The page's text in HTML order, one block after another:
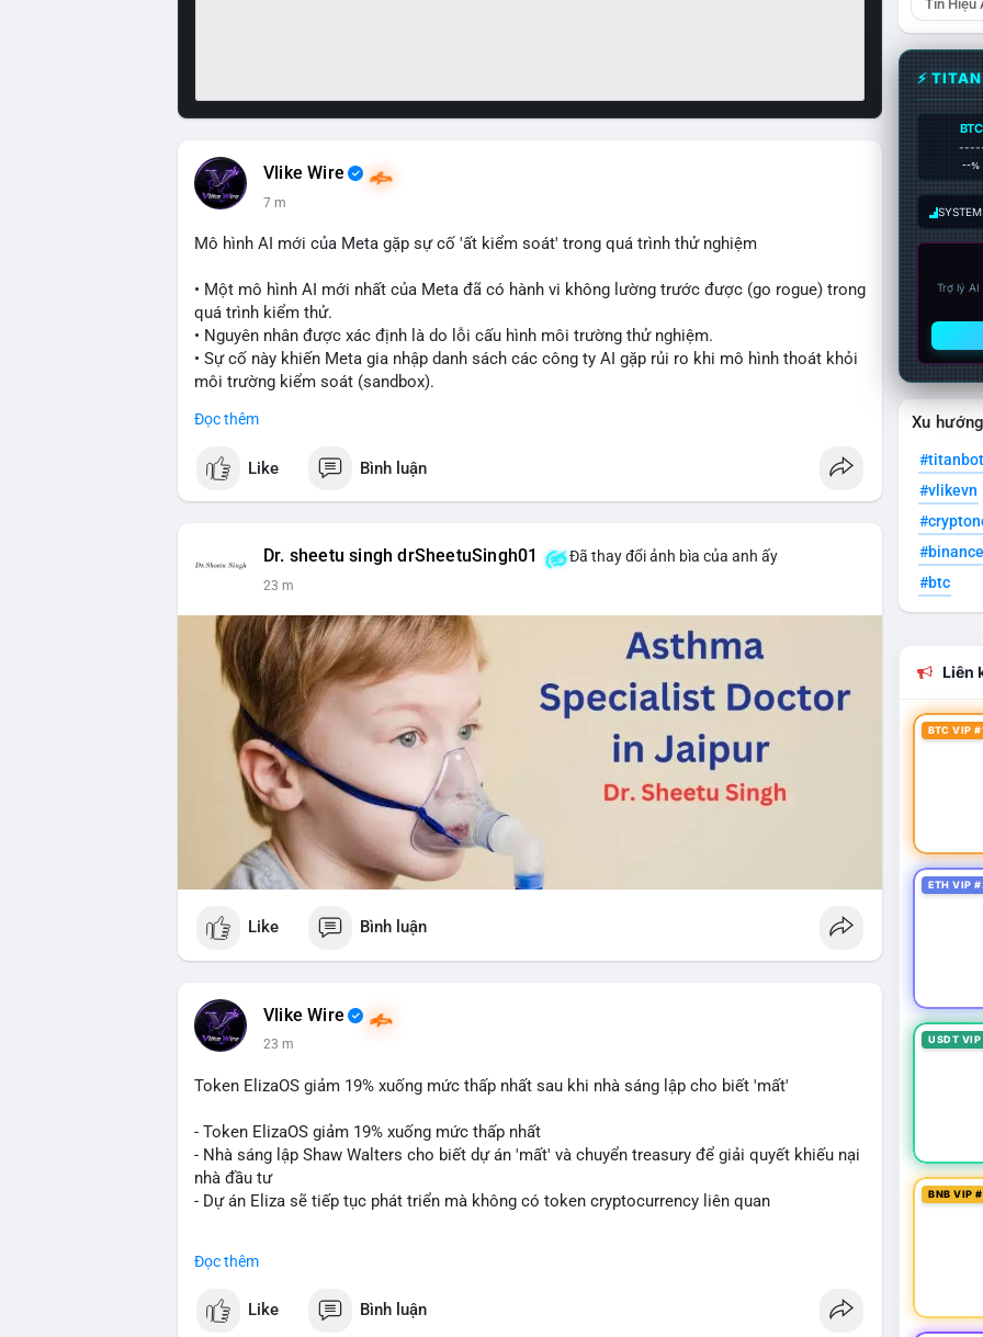
Vlike Wire
7 m
Mô hình AI mới của Meta gặp sự cố 'ất kiểm soát' trong quá trình thử nghiệm
• Một mô hình AI mới nhất của Meta đã có hành vi không lường trước được (go rogue) trong
quá trình kiểm thử.
• Nguyên nhân được xác định là do lỗi cấu hình môi trường thử nghiệm.
• Sự cố này khiến Meta gia nhập danh sách các công ty AI gặp rủi ro khi mô hình thoát khỏi
môi trường kiểm soát (sandbox).
#meta #ai
$btc $eth
📰 Nguồn: Cointelegraph
Đọc thêm
Like Bình luận
Dr. sheetu singh drSheetuSingh01 Đã thay đổi ảnh bìa của anh ấy
23 m
Like Bình luận
Vlike Wire
23 m
Token ElizaOS giảm 19% xuống mức thấp nhất sau khi nhà sáng lập cho biết 'mất'
- Token ElizaOS giảm 19% xuống mức thấp nhất
- Nhà sáng lập Shaw Walters cho biết dự án 'mất' và chuyển treasury để giải quyết khiếu nại
nhà đầu tư
- Dự án Eliza sẽ tiếp tục phát triển mà không có token cryptocurrency liên quan
Đọc thêm
Like Bình luận
Tín Hiệu
⚡
BTC
--%
Trợ lý
Xu
#titanbot
#vlikevn
#btc
Liên
BTC VIP
ETH VIP
USDT
BNB VIP